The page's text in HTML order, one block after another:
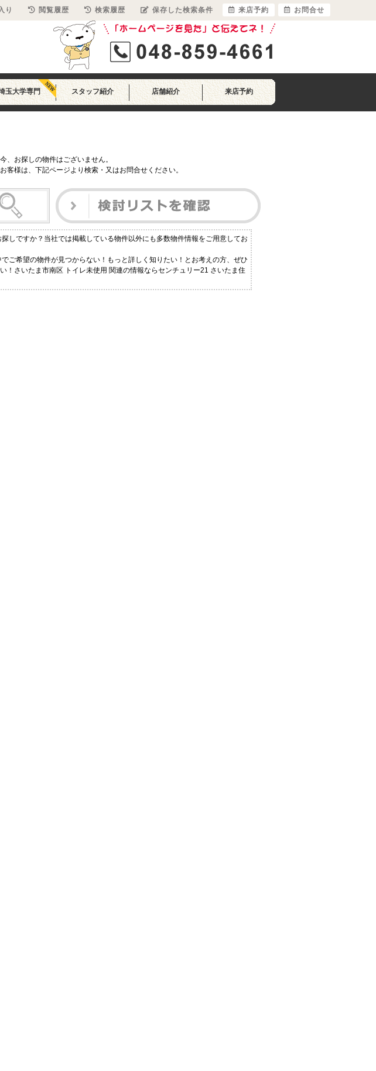
玉大学専門 スタッフ紹介 店舗紹介 来店予約
、お探しの物件はございません。
客様は、下記ページより検索・又はお問合せください。
しですか？当社では掲載している物件以外にも多数物件情報をご用意してお
ご希望の物件が見つからない！もっと詳しく知りたい！とお考えの方、ぜひ
！さいたま市南区 トイレ未使用 関連の情報ならセンチュリー21 さいたま住
り 閲覧履歴 検索履歴 保存した検索条件 来店予約 お問合せ